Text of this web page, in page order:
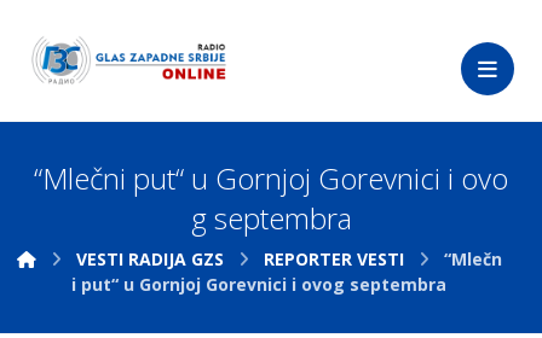
“Mlečni put“ u Gornjoj Gorevnici i ovo
g septembra
VESTI RADIJA GZS REPORTER VESTI
“Mlečn
i put“ u Gornjoj Gorevnici i ovog septembra